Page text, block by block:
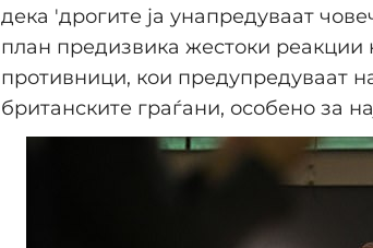
дека 'дрогите ја унапредуваат
план предизвика жестоки реакции
противници, кои предупредуваат
британските граѓани, особено за